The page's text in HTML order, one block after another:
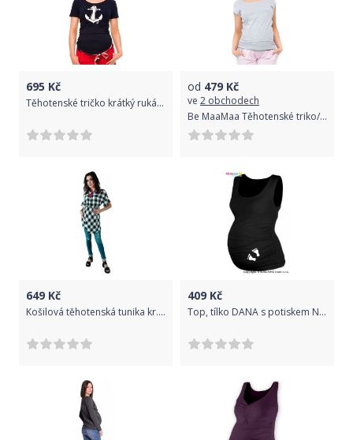
695 Kč
Těhotenské tričko krátký rukáv - KOTVA granátové - BeMaaMaa velikost L (40)
od 479 Kč
ve 2 obchodech
Be MaaMaa Těhotenské triko/halenka Celina - světle šedá
649 Kč
Košilová těhotenská tunika kr. rukáv - černá, Velikosti těh. moda L (40)
409 Kč
Top, tílko DANA s potiskem NOŽIČEK - černé, Velikosti těh. moda L/XL